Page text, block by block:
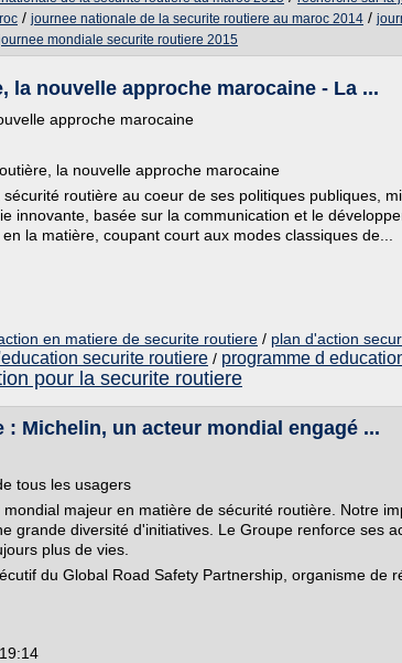
/ journee nationale de la securite routiere au maroc 2014 /
mondiale securite routiere 2015
la nouvelle approche marocaine - La ...
approche marocaine
la nouvelle approche marocaine
routière au coeur de ses politiques publiques,
innovante, basée sur la communication et le
la matière, coupant court aux modes classiques de...
en matiere de securite routiere / plan d'action
securite routiere / programme d
pour la securite routiere
: Michelin, un acteur mondial engagé ...
tous les usagers
majeur en matière de sécurité routière. Notre
grande diversité d'initiatives. Le Groupe renforce ses
plus de vies.
du Global Road Safety Partnership, organisme de